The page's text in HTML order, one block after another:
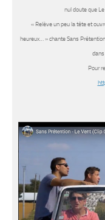
nul doute que
« Relève un peu la tête et
heureux…» chanteSans Prétention
Pour